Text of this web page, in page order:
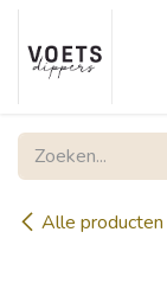
Overslaan naar inhoud
Alle producten